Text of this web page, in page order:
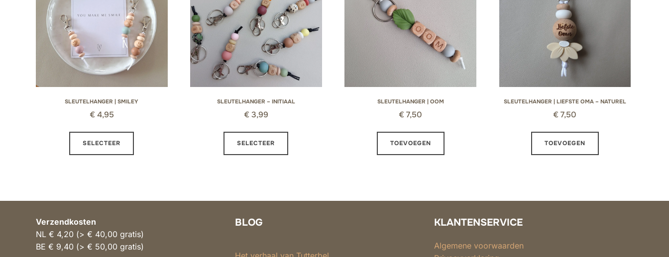
SLEUTELHANGER | SMILEY
€ 4,95
SELECTEER
Dit
Deze
kan
gekozen
SLEUTELHANGER – INITIAAL
€ 3,99
SELECTEER
Dit
Deze
SLEUTELHANGER | OOM
€ 7,50
TOEVOEGEN
SLEUTELHANGER | LIEFSTE OMA – NATUREL
€ 7,50
TOEVOEGEN
Verzendkosten
NL € 4,20 (> € 40,00 gratis)
BE € 9,40 (> € 50,00 gratis)
BLOG KLANTENSERVICE
Algemene voorwaarden